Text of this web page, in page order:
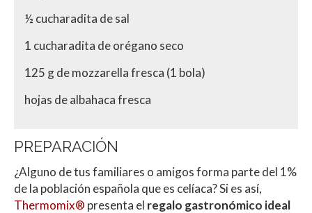
½ cucharadita de sal
1 cucharadita de orégano seco
125 g de mozzarella fresca (1 bola)
hojas de albahaca fresca
PREPARACIÓN
¿Alguno de tus familiares o amigos forma parte del 1%
de la población española que es celíaca? Si es así,
Thermomix® presenta el regalo gastronómico ideal